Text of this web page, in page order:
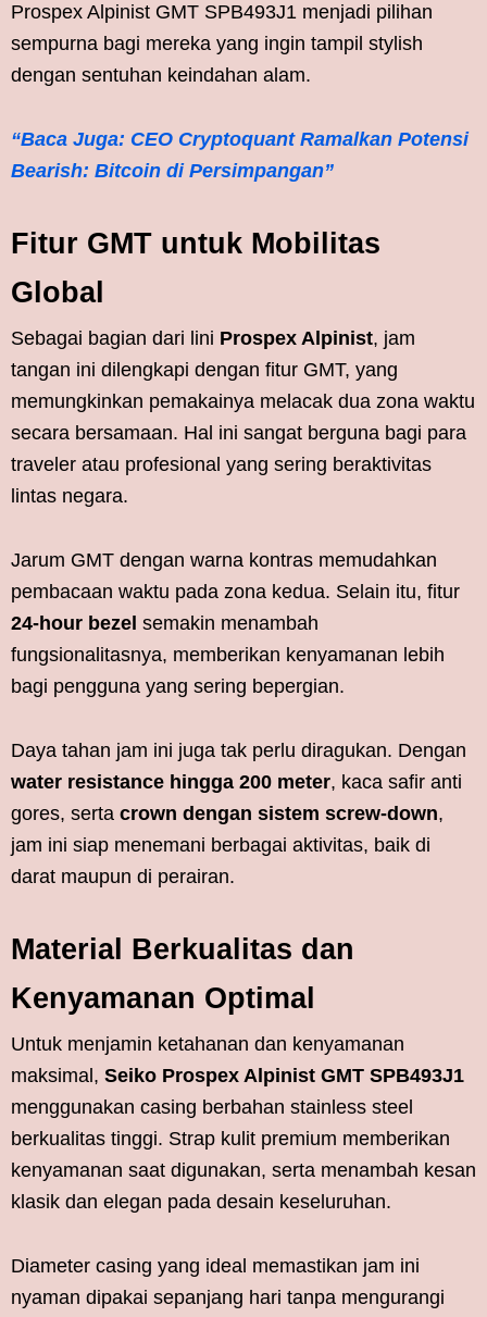
Prospex Alpinist GMT SPB493J1 menjadi pilihan
sempurna bagi mereka yang ingin tampil stylish
dengan sentuhan keindahan alam.
“Baca Juga: CEO Cryptoquant Ramalkan Potensi
Bearish: Bitcoin di Persimpangan”
Fitur GMT untuk Mobilitas
Global
Sebagai bagian dari lini Prospex Alpinist, jam
tangan ini dilengkapi dengan fitur GMT, yang
memungkinkan pemakainya melacak dua zona waktu
secara bersamaan. Hal ini sangat berguna bagi para
traveler atau profesional yang sering beraktivitas
lintas negara.
Jarum GMT dengan warna kontras memudahkan
pembacaan waktu pada zona kedua. Selain itu, fitur
24-hour bezel semakin menambah
fungsionalitasnya, memberikan kenyamanan lebih
bagi pengguna yang sering bepergian.
Daya tahan jam ini juga tak perlu diragukan. Dengan
water resistance hingga 200 meter, kaca safir anti
gores, serta crown dengan sistem screw-down,
jam ini siap menemani berbagai aktivitas, baik di
darat maupun di perairan.
Material Berkualitas dan
Kenyamanan Optimal
Untuk menjamin ketahanan dan kenyamanan
maksimal, Seiko Prospex Alpinist GMT SPB493J1
menggunakan casing berbahan stainless steel
berkualitas tinggi. Strap kulit premium memberikan
kenyamanan saat digunakan, serta menambah kesan
klasik dan elegan pada desain keseluruhan.
Diameter casing yang ideal memastikan jam ini
nyaman dipakai sepanjang hari tanpa mengurangi